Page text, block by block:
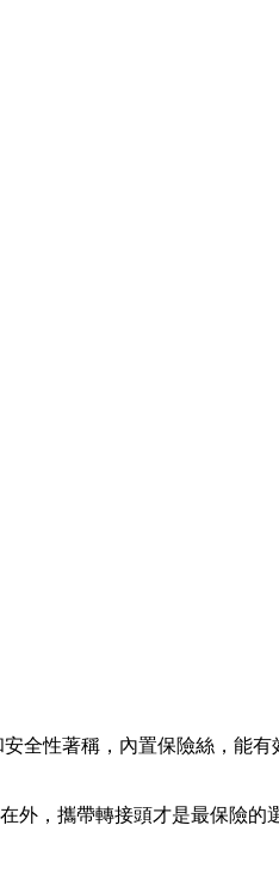
全性著稱，內置保險絲，能
外，攜帶轉接頭才是最保險的